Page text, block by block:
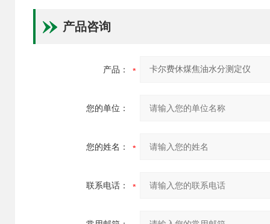
产品咨询
产品：
您的单位：
您的姓名：
联系电话：